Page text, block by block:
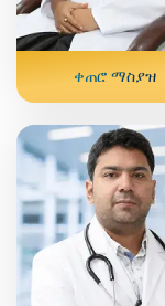
ቀጠሮ ማስያዝ